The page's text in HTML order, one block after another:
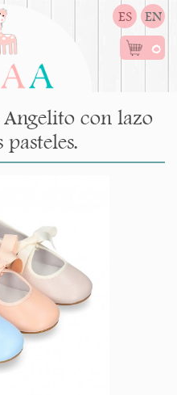
ES EN
0
con lazo